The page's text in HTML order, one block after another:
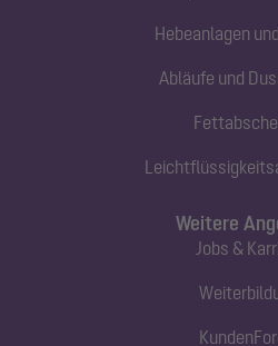
Hebeanlagen
Abläufe und
Weitere
Jobs &